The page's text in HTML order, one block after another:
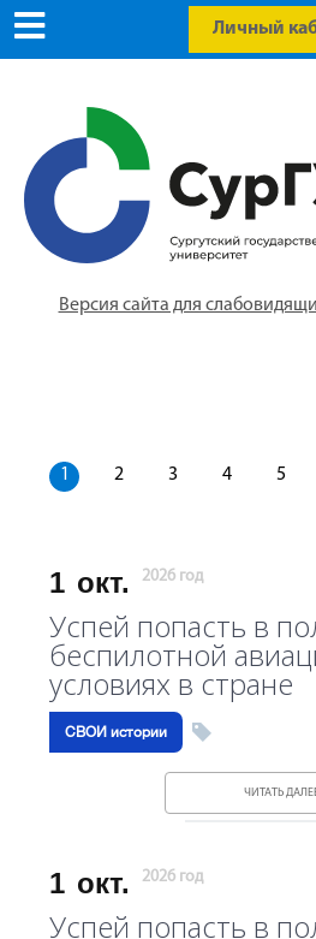
Личный
Версия сайта для
1 2 3 4 5
1 окт. 2026 год
Успей попасть в
беспилотной
условиях в стране
СВОИ истории
ЧИТАТЬ
1 окт. 2026 год
Успей попасть в